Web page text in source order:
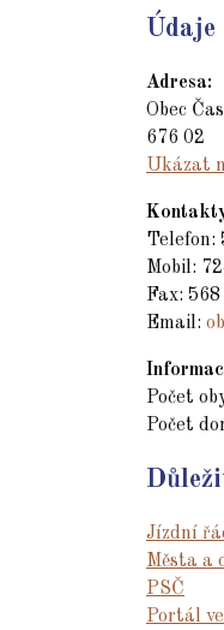
Údaje
Adresa:
Obec
676 02
Ukázat
Telefon:
Mobil:
Fax:
Email:
Počet
Počet
Jízdní
Města a
PSČ
Portál